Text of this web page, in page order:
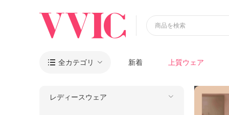
商品を検索
 全カテゴリ 新着 上質ウェア
レディースウェア